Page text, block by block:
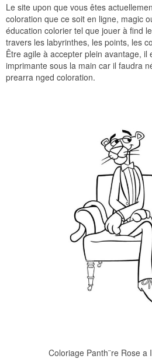
Le site upon que vous êtes
coloration que ce soit en ligne, magic
éducation colorier tel que jouer à find
travers les labyrinthes, les points, les
Être agile à accepter plein avantage, il
imprimante sous la main car il faudra
prearra nged coloration.
Coloriage Panth¨re Rose a